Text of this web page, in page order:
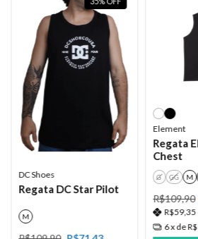
DC Shoes
Regata DC Star Pilot
M
Element
Regata
Chest
G GG M
R$109,90
R$59,35
6x de